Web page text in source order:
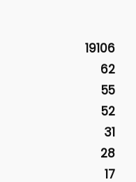
19106
62
55
52
31
28
17